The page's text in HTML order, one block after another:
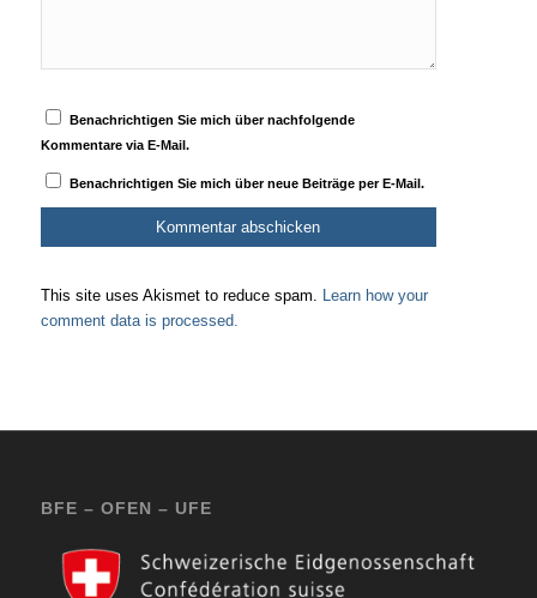
Benachrichtigen Sie mich über nachfolgende
Kommentare via E-Mail.
Benachrichtigen Sie mich über neue Beiträge per E-Mail.
This site uses Akismet to reduce spam. Learn how your
comment data is processed.
BFE – OFEN – UFE